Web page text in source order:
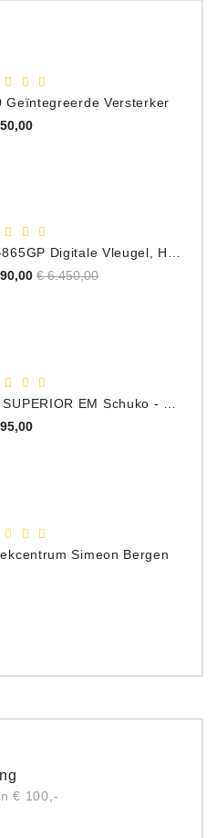
Geïntegreerde Versterker
Prijs
CLP-865GP Digitale Vleugel, Hoogglans Zwart, DEMO Model
Normale
€ 6.450,00Prijs
Prijs
Simeon Bergen
€ 100,-